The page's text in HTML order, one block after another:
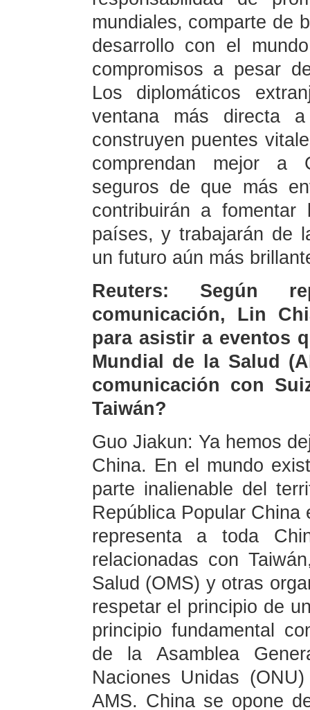
mundiales, comparte de
desarrollo con el
compromisos a pesar
Los diplomáticos
ventana más directa
construyen puentes
comprendan mejor a
seguros de que más
contribuirán a
países, y trabajarán de
un futuro aún más
Reuters: Según
comunicación, Lin
para asistir a eventos
Mundial de la Salud
comunicación con
Taiwán?
Guo Jiakun: Ya hemos
China. En el mundo
parte inalienable del
República Popular
representa a toda
relacionadas con
Salud (OMS) y otras
respetar el principio de
principio fundamental
de la Asamblea
Naciones Unidas
AMS. China se opone